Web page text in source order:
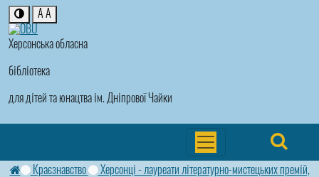
Херсонська обласна
бібліотека
для дітей та юнацтва ім. Дніпрової Чайки
A A
Краєзнавство
Херсонці - лауреати літературно-мистецьких премій,